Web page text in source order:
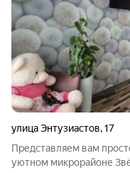
улица Энтузиастов,17
Представляем вам
уютном микрорайоне Звёздный ваш новый